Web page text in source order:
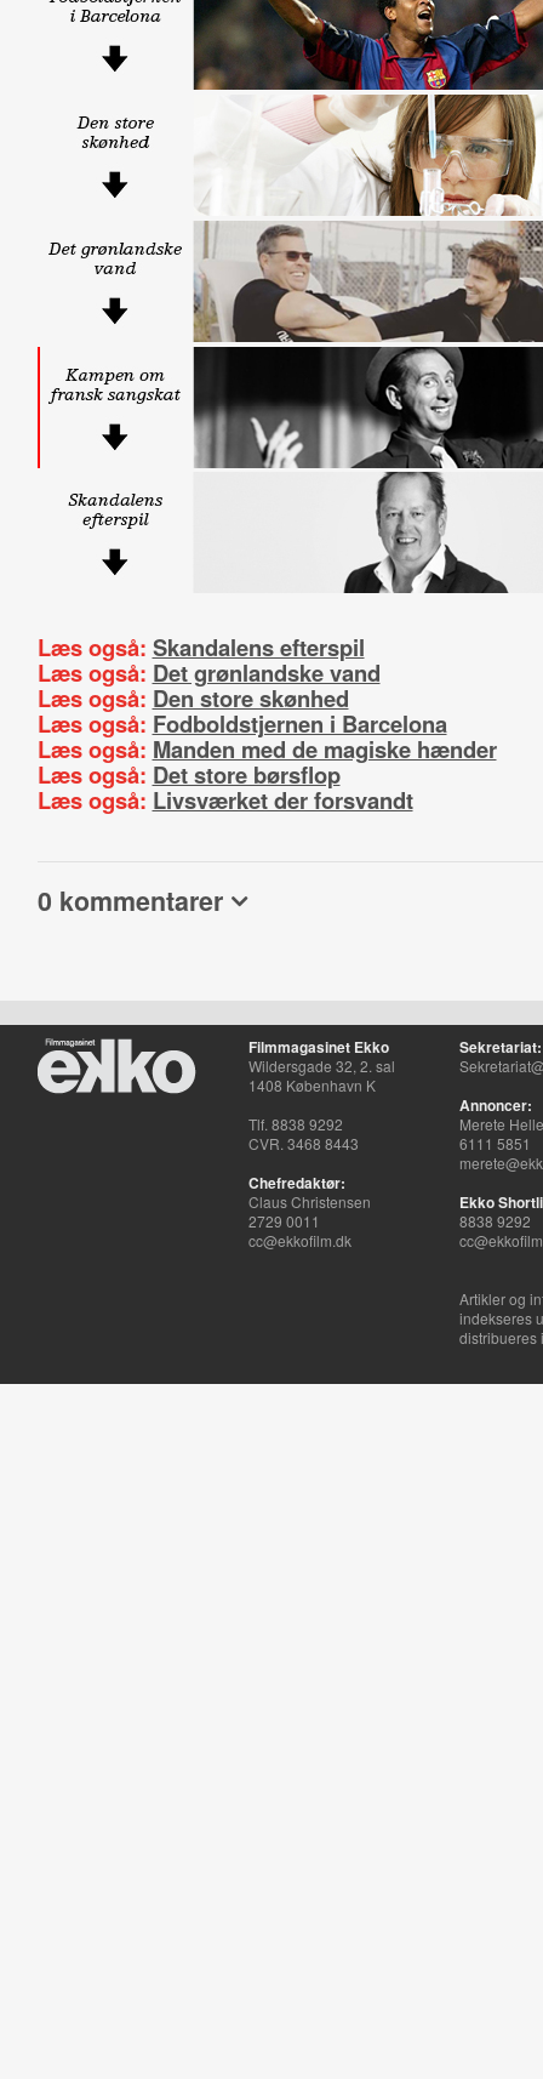
Læs også: Skandalens efterspil
Læs også: Det grønlandske vand
Læs også: Den store skønhed
Læs også: Fodboldstjernen i Barcelona
Læs også: Manden med de magiske hænder
Læs også: Det store børsflop
Læs også: Livsværket der forsvandt
0 kommentarer
Filmmagasinet Ekko
Wildersgade 32, 2. sal
1408 København K
Tlf. 8838 9292
CVR. 3468 8443
Chefredaktør:
Claus Christensen
2729 0011
cc@ekkofilm.dk
Sekretariat:
Annoncer:
Merete
6111 5851
Ekko
8838 9292
Artikler og
indekseres
distribueres